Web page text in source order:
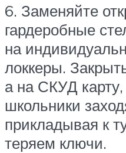
6. Заменяйте
гардеробные
на
локкеры.
а на СКУД
школьники
прикладывая к
теряем ключи.